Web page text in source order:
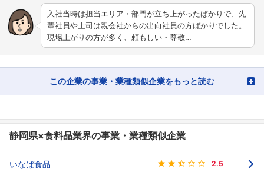
入社当時は担当エリア・部門が立ち上がったばかりで、先
輩社員や上司は親会社からの出向社員の方ばかりでした。
現場上がりの方が多く、頼もしい・尊敬…
この企業の事業・業種類似企業をもっと読む
静岡県×食料品業界の事業・業種類似企業
いなば食品 2.5